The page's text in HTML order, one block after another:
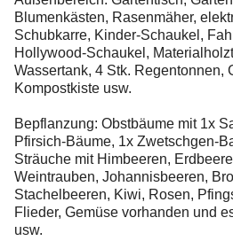
Blumenkästen, Rasenmäher,
Schubkarre, Kinder-Schaukel,
Hollywood-Schaukel,
Wassertank, 4 Stk. Regentonnen,
Kompostkiste usw.
Bepflanzung: Obstbäume mit 1x
Pfirsich-Bäume, 1x Zwetschgen-
Sträuche mit Himbeeren,
Weintrauben, Johannisbeeren,
Stachelbeeren, Kiwi, Rosen,
Flieder, Gemüse vorhanden und
usw.